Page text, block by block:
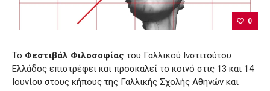
0
Το Φεστιβάλ Φιλοσοφίας του Γαλλικού Ινστιτούτου
Ελλάδος επιστρέφει και προσκαλεί το κοινό στις 13 και 14
Ιουνίου στους κήπους της Γαλλικής Σχολής Αθηνών και